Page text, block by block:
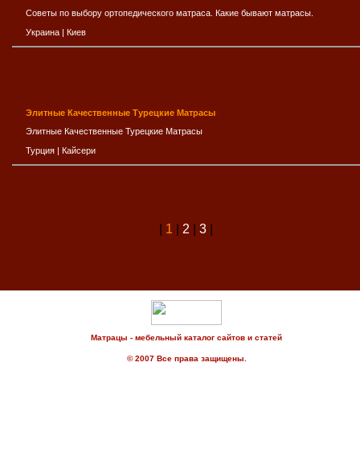
Советы по выбору ортопедического матраса. Какие бывают матрасы.
Украина | Киев
Элитные Качественные Турецкие Матрасы
Элитные Качественные Турецкие Матрасы
Турция | Кайсери
1 2 3
Матрацы - мебельный каталог сайтов и статей
© 2007 Все права защищены.